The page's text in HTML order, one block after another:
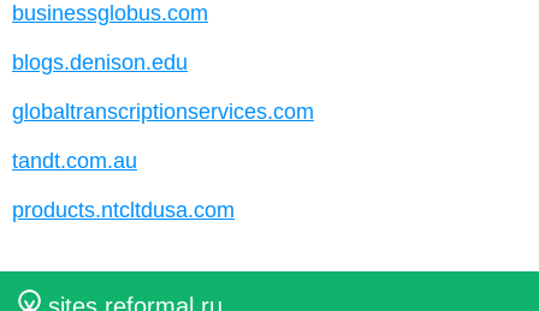
businessglobus.com
blogs.denison.edu
globaltranscriptionservices.com
tandt.com.au
products.ntcltdusa.com